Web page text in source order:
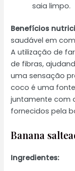
saia limpo.
Benefícios
saudável em
A utilização de
de fibras,
uma sensação
coco é uma
juntamente com
fornecidos pela
Banana
Ingredientes: